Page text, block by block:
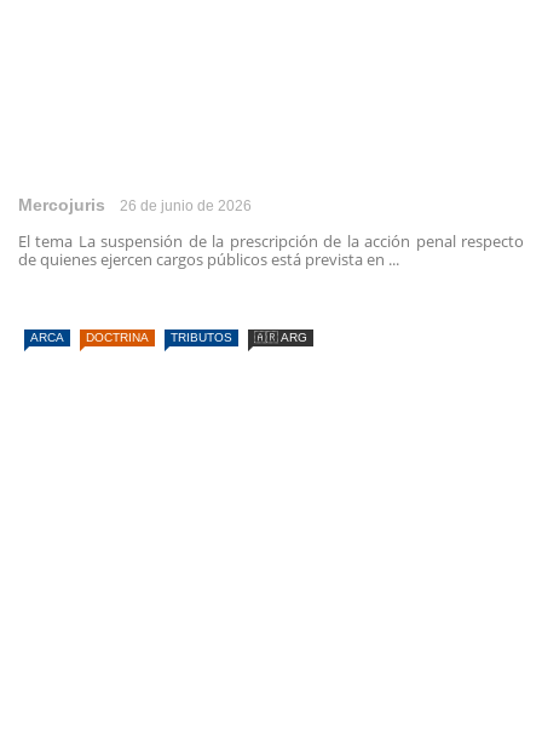
Mercojuris 26 de junio de 2026
El tema La suspensión de la prescripción de la acción penal respecto
de quienes ejercen cargos públicos está prevista en ...
ARCA DOCTRINA TRIBUTOS 🇦🇷 ARG